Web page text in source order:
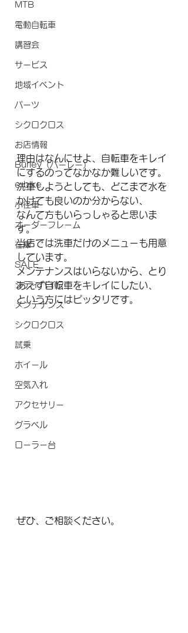
MTB
電動自転車
講習会
サービス
地域イベント
パーツ
シクロクロス
お店情報
Burley（バーレー）
e-bike
小径車
オーダーフレーム
在庫
SALE
シティバイク
メンテナンス
シクロクロス
試乗
ホイール
空気入れ
アクセサリー
グラベル
ローラー台
理由はなんにせよ、自転車をキレイ
にするのってなかなか難しいです。
洗車しようとしても、どこまで水を
かけても良いのか分からない、
なんて方もいらっしゃると思いま
す。
当店では洗車だけのメニューも用意
しています。
メンテナンスはいらないから、とり
あえず自転車をキレイにしたい、
という方にはピッタリです。
ぜひ、ご相談ください。